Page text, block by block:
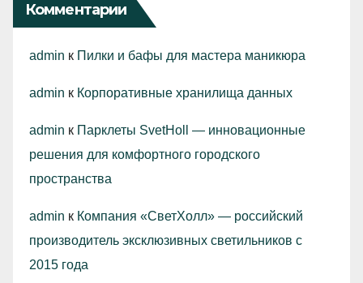
Комментарии
admin к Пилки и бафы для мастера маникюра
admin к Корпоративные хранилища данных
admin к Парклеты SvetHoll — инновационные
решения для комфортного городского
пространства
admin к Компания «СветХолл» — российский
производитель эксклюзивных светильников с
2015 года